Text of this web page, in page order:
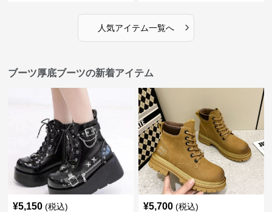
人気アイテム一覧へ ›
ブーツ厚底ブーツの新着アイテム
¥5,150 (税込) ¥5,700 (税込)